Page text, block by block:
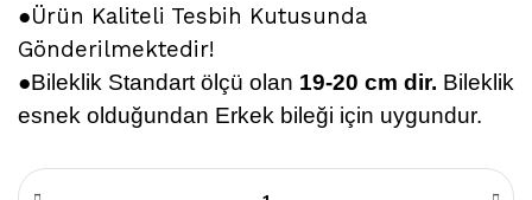
●Ürün Kaliteli Tesbih Kutusunda
Gönderilmektedir!
●Bileklik Standart ölçü olan 19-20 cm dir. Bileklik
esnek olduğundan Erkek bileği için uygundur.